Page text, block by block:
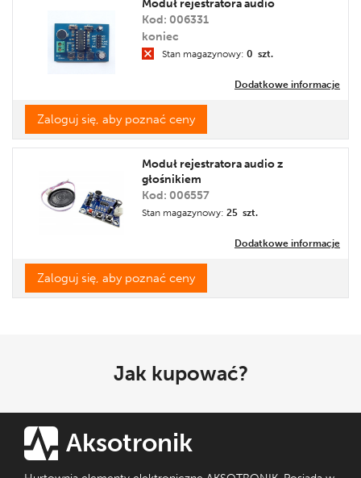
Moduł rejestratora audio
Kod: 006331
koniec
Stan magazynowy: 0 szt.
Dodatkowe informacje
Zaloguj się, aby poznać ceny
Moduł rejestratora audio z
głośnikiem
Kod: 006557
Stan magazynowy: 25 szt.
Dodatkowe informacje
Zaloguj się, aby poznać ceny
Jak kupować?
Aksotronik